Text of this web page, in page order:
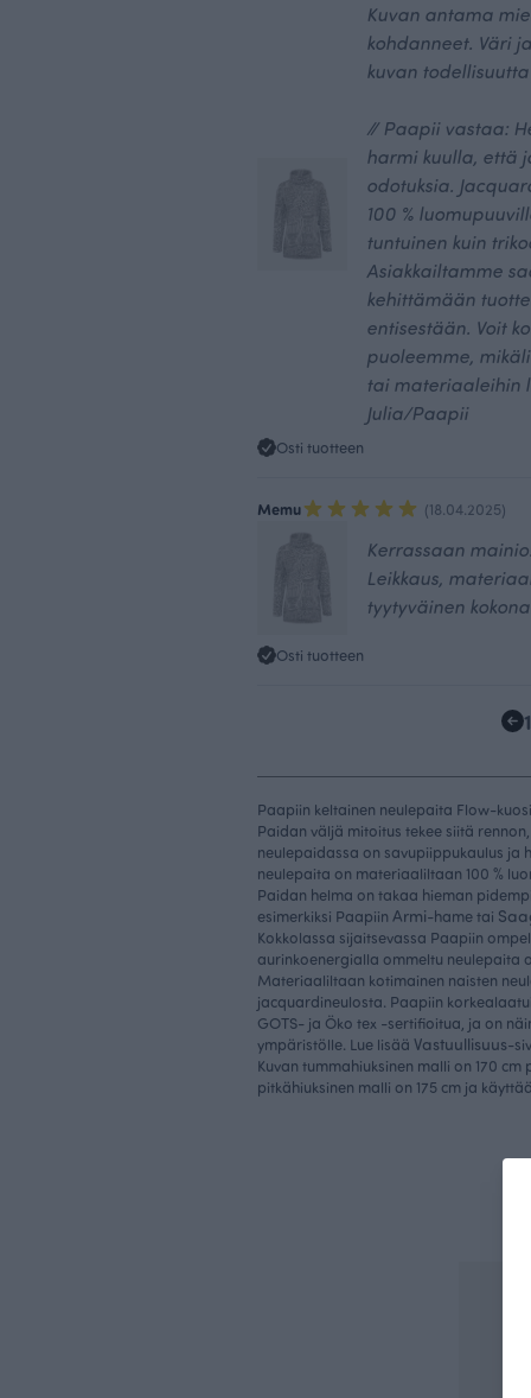
Kuvan antama
kohdanneet. Väri
kuvan
// Paapii vastaa:
harmi kuulla, että
odotuksia.
100 %
tuntuinen kuin
Asiakkailtamme
kehittämään
entisestään. Voit
puoleemme,
tai materiaaleihin
Julia/Paapii
Osti tuotteen
Memu (18.04.2025)
Kerrassaan
Leikkaus,
tyytyväinen
Osti tuotteen
1
Paapiin keltainen neulepaita Flow-
Paidan väljä mitoitus tekee siitä
neulepaidassa on savupiippukaulus ja
neulepaita on materiaaliltaan 100 %
Paidan helma on takaa hieman
esimerkiksi Paapiin Armi-hame tai
Kokkolassa sijaitsevassa Paapiin
aurinkoenergialla ommeltu neulepaita
Materiaaliltaan kotimainen naisten
jacquardineulosta. Paapiin
GOTS- ja Öko tex -sertifioitua, ja on
ympäristölle. Lue lisää Vastuullisuus-
Kuvan tummahiuksinen malli on 170
pitkähiuksinen malli on 175 cm ja